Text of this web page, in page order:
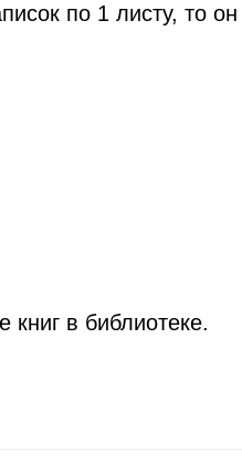
по 1 листу, то он
в библиотеке.